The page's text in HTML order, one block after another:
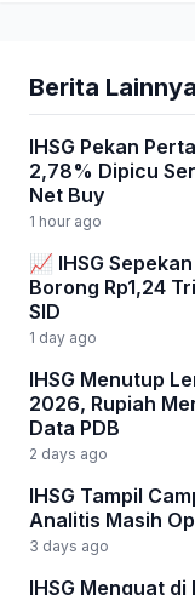
Berita Lainnya
IHSG Pekan
2,78% Dipicu
Net Buy
1 hour ago
📈 IHSG
Borong Rp1,24
SID
1 day ago
IHSG Menutup
2026, Rupiah
Data PDB
2 days ago
IHSG Tampil
Analitis Masih
3 days ago
IHSG Menguat